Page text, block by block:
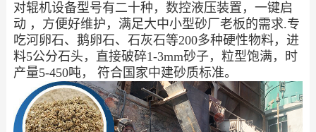
对辊机设备型号有二十种，数控液压装置，一键启
动 ，方便好维护，满足大中小型砂厂老板的需求.专
吃河卵石、鹅卵石、石灰石等200多种硬性物料，进
料5公分石头，直接破碎1-3mm砂子，粒型饱满，时
产量5-450吨， 符合国家中建砂质标准。